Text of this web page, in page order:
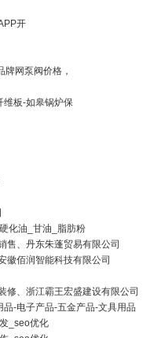
开
网泵阀价格，
维板-如皋锅炉保
化油_甘油_脂肪粉
售、丹东朱蓬贸易有限公司
徽佰润智能科技有限公司
修、浙江霸王宏盛建设有限公司
-电子产品-五金产品-文具用品
_seo优化